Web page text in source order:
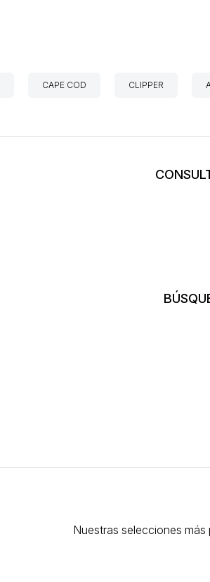
CAPE COD CLIPPER
Nuestras selecciones más